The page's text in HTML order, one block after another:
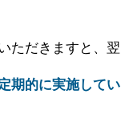
ただきますと、翌
期的に実施してい